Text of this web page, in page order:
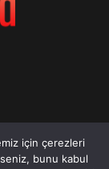
için çerezleri
bunu kabul